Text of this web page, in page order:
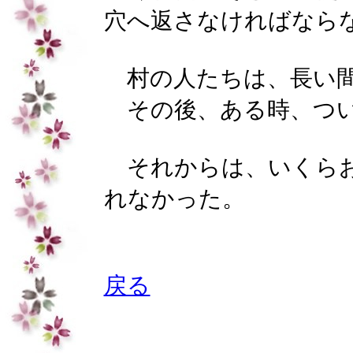
穴へ返さなければなら
村の人たちは、長い
その後、ある時、つ
それからは、いくら
れなかった。
戻る